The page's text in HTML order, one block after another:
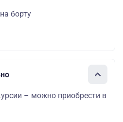
борту
– можно приобрести в